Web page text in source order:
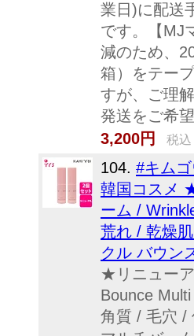
業日)に配送
です。【MJ
減のため、
箱）をテー
すが、ご理
発送をご希
3,200円
税込
104. #キム
韓国コスメ
ーム /
荒れ / 乾燥
クル バウン
★リニュー
Bounce
角質 / 毛穴 /